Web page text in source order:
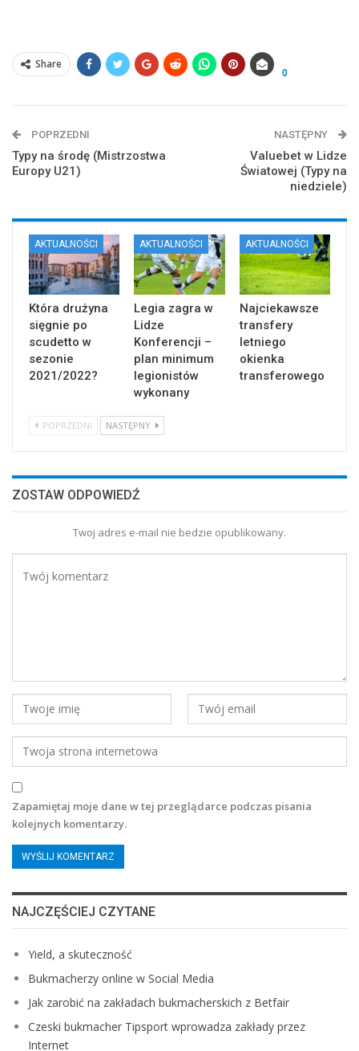
Share
0
POPRZEDNI
Typy na środę (Mistrzostwa
Europy U21)
NASTĘPNY
Valuebet w Lidze
Światowej (Typy na
niedziele)
AKTUALNOŚCI
Która drużyna
sięgnie po
scudetto w
sezonie
2021/2022?
AKTUALNOŚCI
Legia zagra w
Lidze
Konferencji –
plan minimum
legionistów
wykonany
AKTUALNOŚCI
Najciekawsze
transfery
letniego
okienka
transferowego
POPRZEDNI NASTĘPNY
ZOSTAW ODPOWIEDŹ
Twoj adres e-mail nie bedzie opublikowany.
Zapamiętaj moje dane w tej przeglądarce podczas pisania
kolejnych komentarzy.
NAJCZĘŚCIEJ CZYTANE
Yield, a skuteczność
Bukmacherzy online w Social Media
Jak zarobić na zakładach bukmacherskich z Betfair
Czeski bukmacher Tipsport wprowadza zakłady przez
Internet